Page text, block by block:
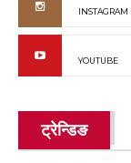
INSTAGRAM
YOUTUBE
ट्रेन्डिङ